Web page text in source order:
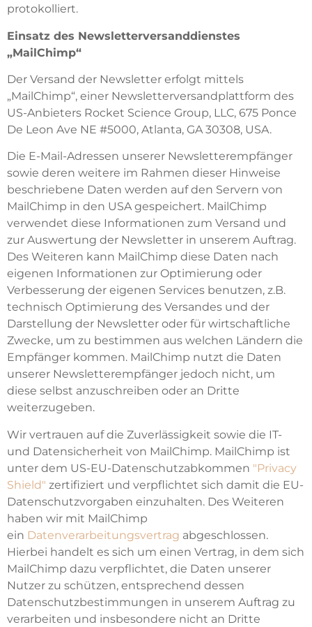
protokolliert.
Einsatz des Newsletterversanddienstes
„MailChimp“
Der Versand der Newsletter erfolgt mittels
„MailChimp“, einer Newsletterversandplattform des
US-Anbieters Rocket Science Group, LLC, 675 Ponce
De Leon Ave NE #5000, Atlanta, GA 30308, USA.
Die E-Mail-Adressen unserer Newsletterempfänger
sowie deren weitere im Rahmen dieser Hinweise
beschriebene Daten werden auf den Servern von
MailChimp in den USA gespeichert. MailChimp
verwendet diese Informationen zum Versand und
zur Auswertung der Newsletter in unserem Auftrag.
Des Weiteren kann MailChimp diese Daten nach
eigenen Informationen zur Optimierung oder
Verbesserung der eigenen Services benutzen, z.B.
technisch Optimierung des Versandes und der
Darstellung der Newsletter oder für wirtschaftliche
Zwecke, um zu bestimmen aus welchen Ländern die
Empfänger kommen. MailChimp nutzt die Daten
unserer Newsletterempfänger jedoch nicht, um
diese selbst anzuschreiben oder an Dritte
weiterzugeben.
Wir vertrauen auf die Zuverlässigkeit sowie die IT-
und Datensicherheit von MailChimp. MailChimp ist
unter dem US-EU-Datenschutzabkommen "Privacy
Shield" zertifiziert und verpflichtet sich damit die EU-
Datenschutzvorgaben einzuhalten. Des Weiteren
haben wir mit MailChimp
ein Datenverarbeitungsvertrag abgeschlossen.
Hierbei handelt es sich um einen Vertrag, in dem sich
MailChimp dazu verpflichtet, die Daten unserer
Nutzer zu schützen, entsprechend dessen
Datenschutzbestimmungen in unserem Auftrag zu
verarbeiten und insbesondere nicht an Dritte